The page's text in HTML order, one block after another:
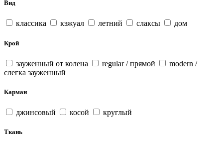
Вид
классика кэжуал летний слаксы дом
Крой
зауженный от колена regular / прямой
modern /
слегка зауженный
Карман
джинсовый косой круглый
Ткань